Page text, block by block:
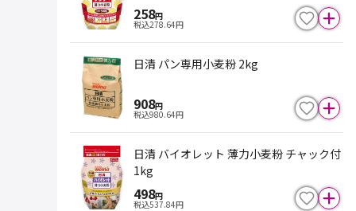
258円
税込278.64円
日清 パン専用小麦粉 2kg
908円
税込980.64円
日清 バイオレット 薄力小麦粉 チャック付
1kg
498円
税込537.84円